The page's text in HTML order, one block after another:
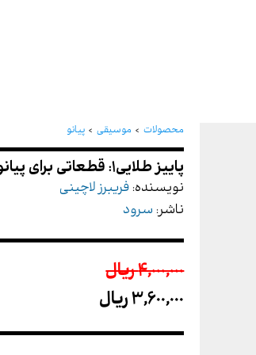
محصولات موسیقی پیانو
نویسنده: فریبرز لاچینی
ناشر: سرود
4,000,000 ريال
3,600,000 ريال